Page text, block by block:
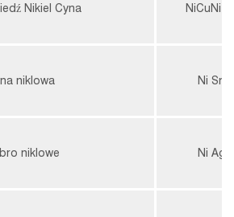
Nikiel Cyna NiCuNi
niklowa Ni Sn
niklowe Ni Ag